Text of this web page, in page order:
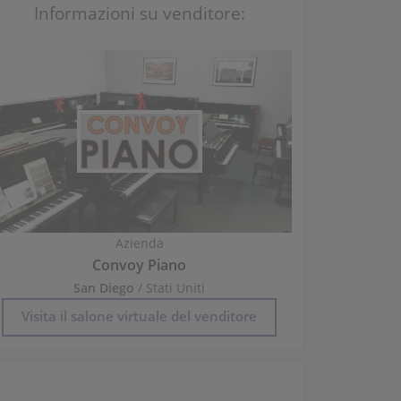
Informazioni su venditore:
Azienda
Convoy Piano
San Diego / Stati Uniti
Visita il salone virtuale del venditore